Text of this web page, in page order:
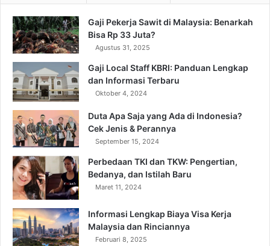
Gaji Pekerja Sawit di Malaysia: Benarkah
Bisa Rp 33 Juta?
Agustus 31, 2025
Gaji Local Staff KBRI: Panduan Lengkap
dan Informasi Terbaru
Oktober 4, 2024
Duta Apa Saja yang Ada di Indonesia?
Cek Jenis & Perannya
September 15, 2024
Perbedaan TKI dan TKW: Pengertian,
Bedanya, dan Istilah Baru
Maret 11, 2024
Informasi Lengkap Biaya Visa Kerja
Malaysia dan Rinciannya
Februari 8, 2025